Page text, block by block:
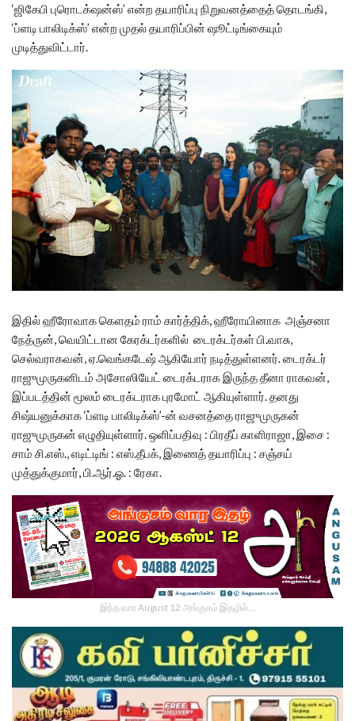
‘ஜிகேபி புரொடக்‌ஷன்ஸ்’ என்ற தயாரிப்பு நிறுவனத்தைத் தொடங்கி,
‘ப்ளடி பாலிடிக்ஸ்’ என்ற முதல் தயாரிப்பின் ஷூட்டிங்கையும்
முடித்துவிட்டார்.
இதில் ஹீரோவாக கெளதம் ராம் கார்த்திக், ஹீரோயினாக அஞ்சனா
நேத்ருன், வெயிட்டான கேரக்டர்களில் டைரக்டர்கள் பி.வாசு,
செல்வராகவன், ஏ.வெங்கடேஷ் ஆகியோர் நடித்துள்ளனர். டைரக்டர்
ராஜுமுருகனிடம் அசோஸியேட் டைரக்டராக இருந்த தீனா ராகவன்,
இப்படத்தின் மூலம் டைரக்டராக புரமோட் ஆகியுள்ளார். தனது
சிஷ்யனுக்காக ‘ப்ளடி பாலிடிக்ஸ்’-ன் வசனத்தை ராஜுமுருகன்
ராஜுமுருகன் எழுதியுள்ளார். ஒளிப்பதிவு : பிரதீப் காளிராஜா, இசை :
சாம் சி.எஸ்., எடிட்டிங் : எஸ்.தீபக், இணைத் தயாரிப்பு : சஞ்சய்
முத்துக்குமார், பி.ஆர்.ஓ. : ரேகா.
இந்த வார August 12 அங்குசம் இதழில்…